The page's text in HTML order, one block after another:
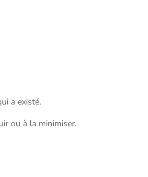
a existé.
ou à la minimiser.